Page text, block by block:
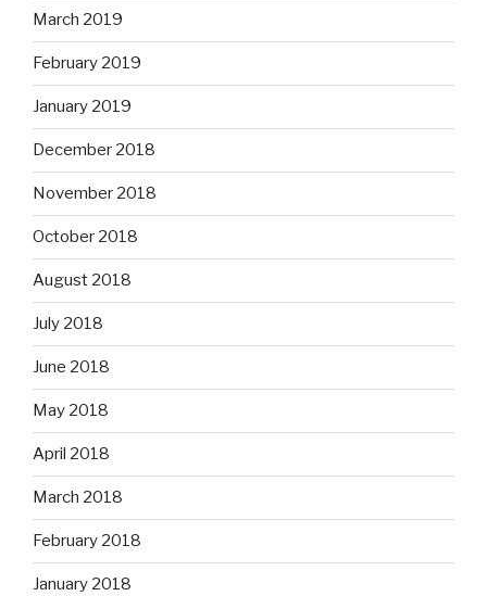
March 2019
February 2019
January 2019
December 2018
November 2018
October 2018
August 2018
July 2018
June 2018
May 2018
April 2018
March 2018
February 2018
January 2018